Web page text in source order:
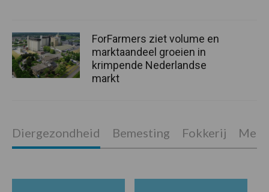
ForFarmers ziet volume en
marktaandeel groeien in
krimpende Nederlandse
markt
Diergezondheid Bemesting Fokkerij